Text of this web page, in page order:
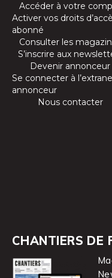
Accéder à votre
Activer vos droits
abonné
Consulter les
S’inscrire aux
Devenir annonceur
Se connecter à
annonceur
Nous contacter
CHANTIERS DE